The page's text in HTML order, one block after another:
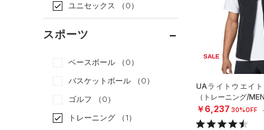
ユニセックス
（0）
スポーツ
ベースボール
（0）
バスケットボール
（0）
ゴルフ
（0）
トレーニング
（1）
SALE
UAライトウエイ
（トレーニング/MEN
￥6,237 30%OFF